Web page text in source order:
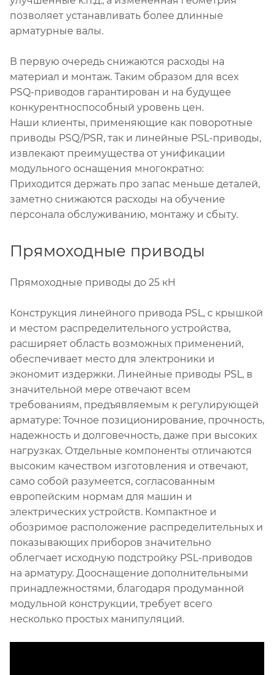
позволяет устанавливать более длинные
арматурные валы.
В первую очередь снижаются расходы на
материал и монтаж. Таким образом для всех
PSQ-приводов гарантирован и на будущее
конкурентноспособный уровень цен.
Наши клиенты, применяющие как поворотные
приводы PSQ/PSR, так и линейные PSL-приводы,
извлекают преимущества от унификации
модульного оснащения многократно:
Приходится держать про запас меньше деталей,
заметно снижаются расходы на обучение
персонала обслуживанию, монтажу и сбыту.
Прямоходные приводы
Прямоходные приводы до 25 кН
Конструкция линейного привода PSL, с крышкой
и местом распределительного устройства,
расширяет область возможных применений,
обеспечивает место для электроники и
экономит издержки. Линейные приводы PSL, в
значительной мере отвечают всем
требованиям, предъявляемым к регулирующей
арматуре: Точное позиционирование, прочность,
надежность и долговечность, даже при высоких
нагрузках. Отдельные компоненты отличаются
высоким качеством изготовления и отвечают,
само собой разумеется, согласованным
европейским нормам для машин и
электрических устройств. Компактное и
обозримое расположение распределительных и
показывающих приборов значительно
облегчает исходную подстройку PSL-приводов
на арматуру. Дооснащение дополнительными
принадлежностями, благодаря продуманной
модульной конструкции, требует всего
несколько простых манипуляций.